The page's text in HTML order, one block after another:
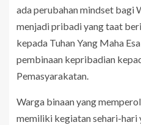
ada perubahan mindset bagi
menjadi pribadi yang taat
kepada Tuhan Yang Maha
pembinaan kepribadian
Pemasyarakatan.
Warga binaan yang
memiliki kegiatan sehari-hari